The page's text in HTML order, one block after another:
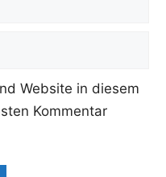
Website in diesem
Kommentar